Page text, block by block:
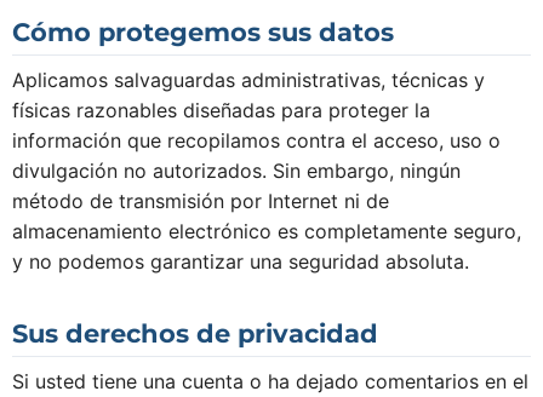
Cómo protegemos sus datos
Aplicamos salvaguardas administrativas, técnicas y
físicas razonables diseñadas para proteger la
información que recopilamos contra el acceso, uso o
divulgación no autorizados. Sin embargo, ningún
método de transmisión por Internet ni de
almacenamiento electrónico es completamente seguro,
y no podemos garantizar una seguridad absoluta.
Sus derechos de privacidad
Si usted tiene una cuenta o ha dejado comentarios en el